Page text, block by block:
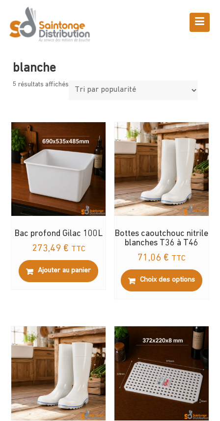
content
Boutique
blanche
5 résultats affichés
Bac profond Gilac 100L
273,49 € TTC
Ajouter au panier
Bottes caoutchouc nitrile
blanches T36 à T46
71,06 € TTC
Choix des options
Ce
Les
être
la
page